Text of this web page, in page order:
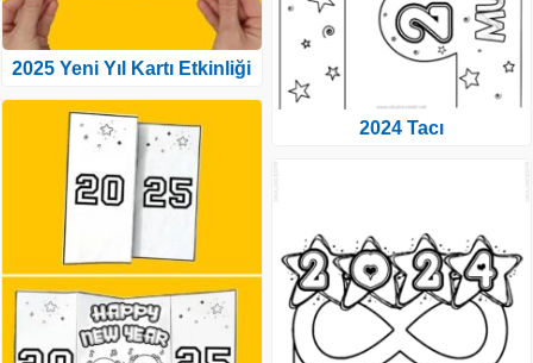
2025 Yeni Yıl Kartı Etkinliği
2024 Tacı